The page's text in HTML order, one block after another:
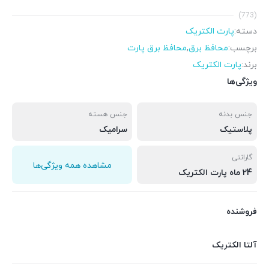
(773)
دسته:پارت الکتریک
برچسب:محافظ برق,محافظ برق پارت
برند:پارت الکتریک
ویژگی‌ها
جنس بدنه
پلاستیک
جنس هسته
سرامیک
گارانتی
24 ماه پارت الکتریک
مشاهده همه ویژگی‌ها
فروشنده
آلتا الکتریک